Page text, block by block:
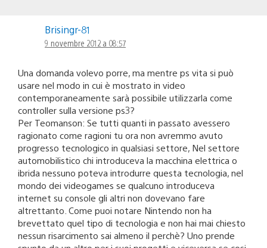
Brisingr-81
9 novembre 2012 a 08:57
Una domanda volevo porre, ma mentre ps vita si può
usare nel modo in cui è mostrato in video
contemporaneamente sarà possibile utilizzarla come
controller sulla versione ps3?
Per Teomanson: Se tutti quanti in passato avessero
ragionato come ragioni tu ora non avremmo avuto
progresso tecnologico in qualsiasi settore, Nel settore
automobilistico chi introduceva la macchina elettrica o
ibrida nessuno poteva introdurre questa tecnologia, nel
mondo dei videogames se qualcuno introduceva
internet su console gli altri non dovevano fare
altrettanto. Come puoi notare Nintendo non ha
brevettato quel tipo di tecnologia e non hai mai chiesto
nessun risarcimento sai almeno il perchè? Uno prende